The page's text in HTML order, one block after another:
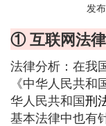
发
① 互联网法律
法律分析：在我
《中华人民共
华人民共和国刑
基本法律中也有